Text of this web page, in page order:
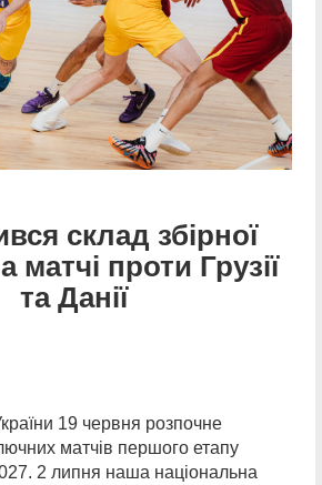
склад збірної
матчі проти Грузії
та Данії
19 червня розпочне
матчів першого етапу
2 липня наша національна